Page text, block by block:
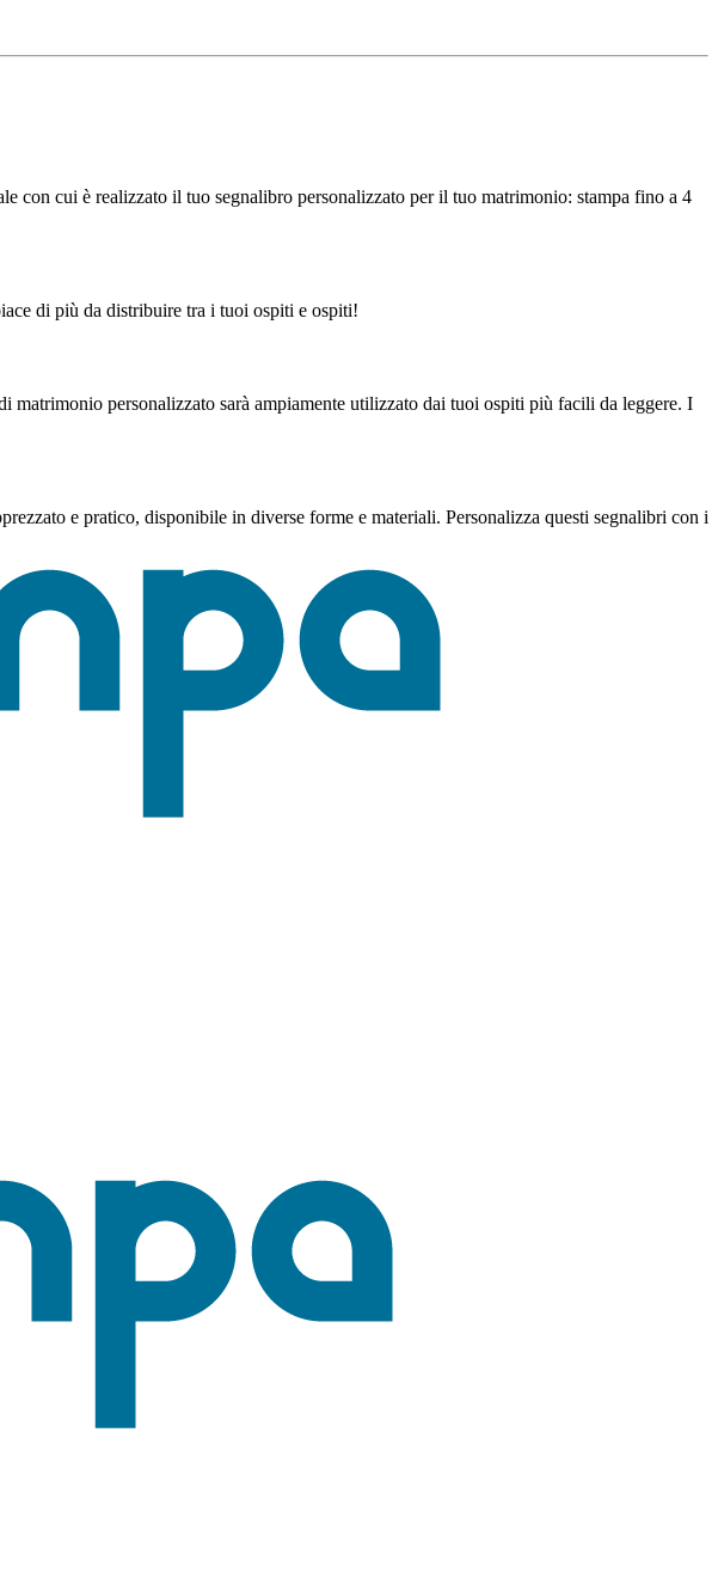
con cui è realizzato il tuo segnalibro personalizzato per il tuo matrimonio: stampa fino a 4
di più da distribuire tra i tuoi ospiti e ospiti!
personalizzato sarà ampiamente utilizzato dai tuoi ospiti più facili da leggere. I
e pratico, disponibile in diverse forme e materiali. Personalizza questi segnalibri con i